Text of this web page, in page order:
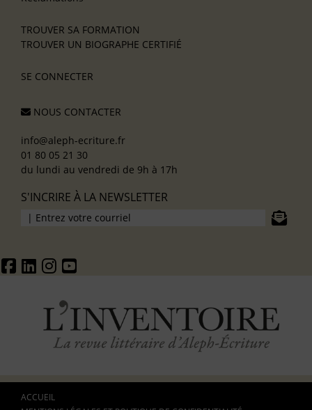
TROUVER SA FORMATION
TROUVER UN BIOGRAPHE CERTIFIÉ
SE CONNECTER
NOUS CONTACTER
info@aleph-ecriture.fr
01 80 05 21 30
du lundi au vendredi de 9h à 17h
S'INCRIRE À LA NEWSLETTER
ACCUEIL